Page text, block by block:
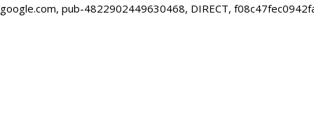
google.com, pub-4822902449630468, DIRECT,